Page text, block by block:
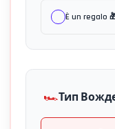
È un regalo
🏎️Тип